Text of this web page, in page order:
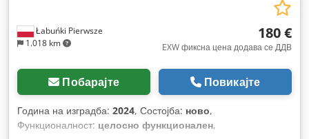
Łabuńki Pierwsze
1.018 km
180 €
EXW фиксна цена додава се ДДВ
Побарајте Повикајте
Година на изградба: 2024, Состојба: ново,
Функционалност: целосно функционален,